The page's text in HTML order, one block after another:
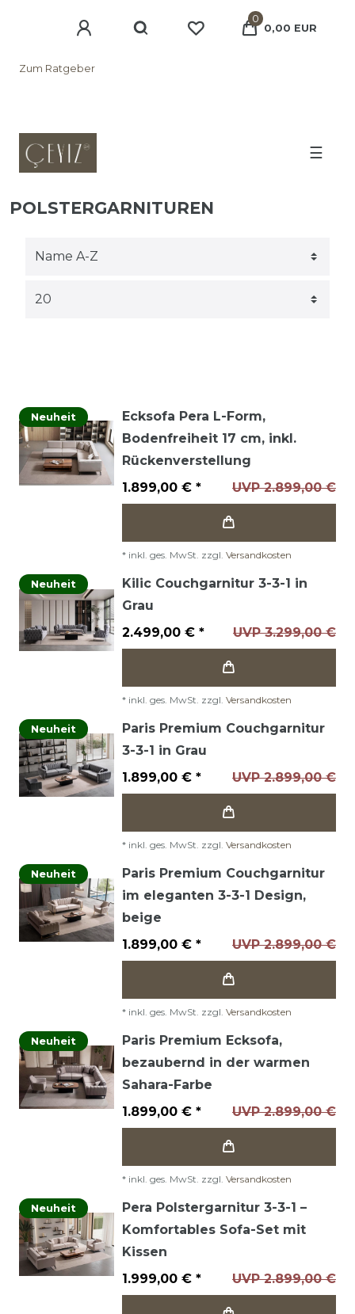
Zum Ratgeber
0
0,00 EUR
☰
POLSTERGARNITUREN
Neuheit
Ecksofa Pera L-Form,
Bodenfreiheit 17 cm, inkl.
Rückenverstellung
UVP 2.899,00 €
1.899,00 € *
* inkl. ges. MwSt. zzgl. Versandkosten
Neuheit
Kilic Couchgarnitur 3-3-1 in
Grau
UVP 3.299,00 €
2.499,00 € *
* inkl. ges. MwSt. zzgl. Versandkosten
Neuheit
Paris Premium Couchgarnitur
3-3-1 in Grau
UVP 2.899,00 €
1.899,00 € *
* inkl. ges. MwSt. zzgl. Versandkosten
Neuheit
Paris Premium Couchgarnitur
im eleganten 3-3-1 Design,
beige
UVP 2.899,00 €
1.899,00 € *
* inkl. ges. MwSt. zzgl. Versandkosten
Neuheit
Paris Premium Ecksofa,
bezaubernd in der warmen
Sahara-Farbe
UVP 2.899,00 €
1.899,00 € *
* inkl. ges. MwSt. zzgl. Versandkosten
Neuheit
Pera Polstergarnitur 3-3-1 –
Komfortables Sofa-Set mit
Kissen
UVP 2.899,00 €
1.999,00 € *